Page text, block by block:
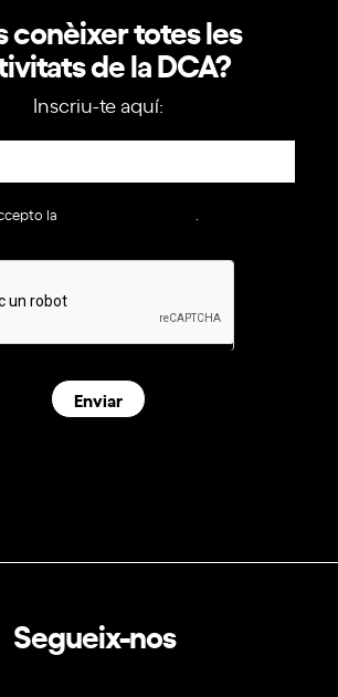
conèixer totes les
de la DCA?
Inscriu-te aquí:
la
Enviar
Segueix-nos